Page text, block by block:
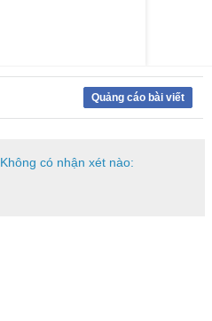
Quảng cáo bài viết
Không có nhận xét nào: